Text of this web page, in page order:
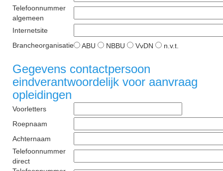
Telefoonnummer
algemeen
Internetsite
Brancheorganisatie
ABU NBBU VvDN n.v.t.
Gegevens contactpersoon
eindverantwoordelijk voor aanvraag
opleidingen
Voorletters
Roepnaam
Achternaam
Telefoonnummer
direct